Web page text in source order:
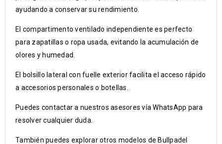
ayudando a conservar su rendimiento.
El compartimento ventilado independiente es perfecto
para zapatillas o ropa usada, evitando la acumulación de
olores y humedad.
El bolsillo lateral con fuelle exterior facilita el acceso rápido
a accesorios personales o botellas.
Puedes contactar a nuestros asesores vía WhatsApp para
resolver cualquier duda.
También puedes explorar otros modelos de Bullpadel